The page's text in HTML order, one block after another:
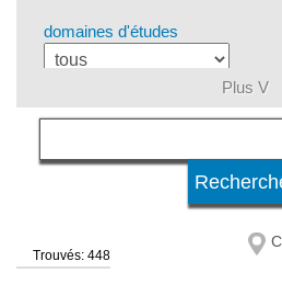
domaines d'études
langue
système d'études
Plus V
Trouvés: 448